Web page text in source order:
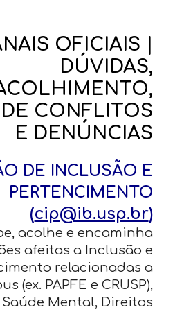
OFICIAIS |
DÚVIDAS,
CONFLITOS
E DENÚNCIAS
DE INCLUSÃO E
PERTENCIMENTO
(cip@ib.usp.br)
acolhe e encaminha
afeitas a Inclusão e
relacionadas a
(ex. PAPFE e CRUSP),
Mental, Direitos